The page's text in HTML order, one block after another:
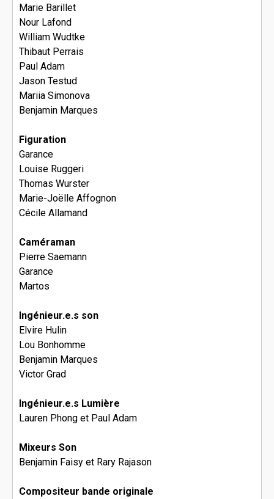
Marie Barillet
Nour Lafond
William Wudtke
Thibaut Perrais
Paul Adam
Jason Testud
Mariia Simonova
Benjamin Marques
Figuration
Garance
Louise Ruggeri
Thomas Wurster
Marie-Joëlle Affognon
Cécile Allamand
Caméraman
Pierre Saemann
Garance
Martos
Ingénieur.e.s son
Elvire Hulin
Lou Bonhomme
Benjamin Marques
Victor Grad
Ingénieur.e.s Lumière
Lauren Phong et Paul Adam
Mixeurs Son
Benjamin Faisy et Rary Rajason
Compositeur bande originale